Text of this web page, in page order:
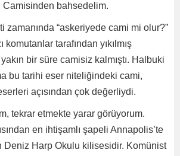
Camisinden bahsedelim.
zamanında “askeriyede cami mi olur?”
tarafından yıkılmış
bir süre camisiz kalmıştı. Halbuki
bu tarihi eser niteliğindeki cami,
açısından çok değerliydi.
tekrar etmekte yarar görüyorum.
en ihtişamlı şapeli Annapolis’te
Deniz Harp Okulu kilisesidir. Komünist